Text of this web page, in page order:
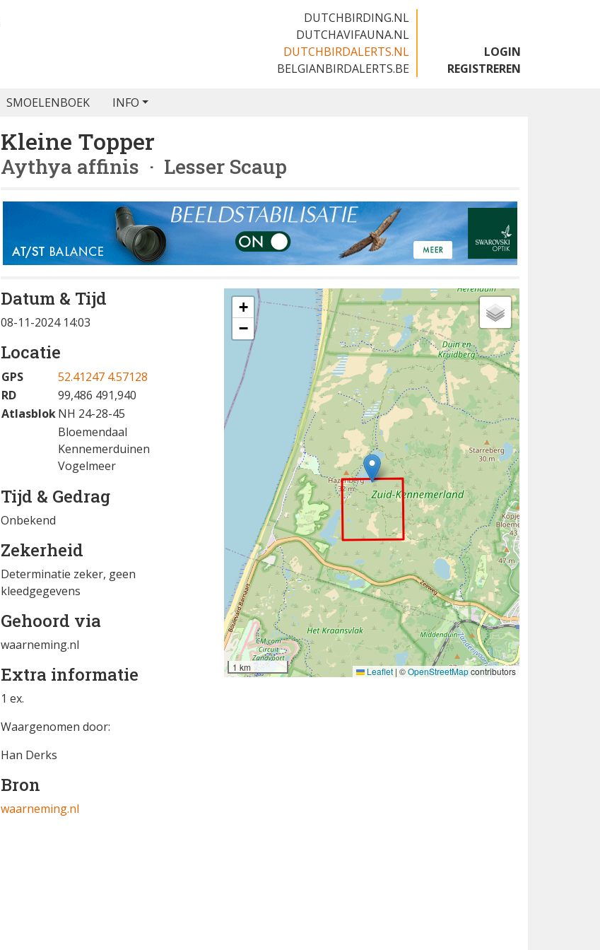
DUTCHBIRDING.NL
DUTCHAVIFAUNA.NL
DUTCHBIRDALERTS.NL
BELGIANBIRDALERTS.BE
LOGIN
REGISTREREN
SMOELENBOEK INFO
Kleine Topper
Aythya affinis · Lesser Scaup
Datum & Tijd
08-11-2024 14:03
Locatie
GPS
52.41247 4.57128
RD
99,486 491,940
AtlasblokNH 24-28-45
Bloemendaal
Kennemerduinen
Vogelmeer
Tijd & Gedrag
Onbekend
Zekerheid
Determinatie zeker, geen
kleedgegevens
Gehoord via
waarneming.nl
Extra informatie
1 ex.
Waargenomen door:
Han Derks
Bron
waarneming.nl
+
−
1 km Leaflet | ©OpenStreetMapcontributors